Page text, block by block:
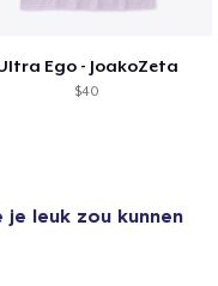
Ego - JoakoZeta
$40
je leuk zou kunnen